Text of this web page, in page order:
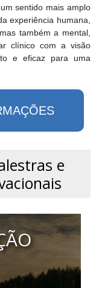
sentido mais amplo
experiência humana,
também a mental,
clínico com a visão
e eficaz para uma
e